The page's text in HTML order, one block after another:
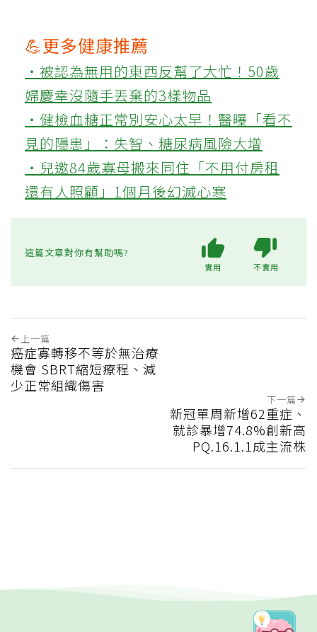
💪更多健康推薦
‧被認為無用的東西反幫了大忙！50歲
婦慶幸沒隨手丟棄的3樣物品
‧健檢血糖正常別安心太早！醫曝「看不
見的隱患」：失智、糖尿病風險大增
‧兒邀84歲寡母搬來同住「不用付房租
還有人照顧」1個月後幻滅心寒
這篇文章對你有幫助嗎?
實用 不實用
上一篇
癌症寡轉移不等於無治療
機會 SBRT縮短療程、減
少正常組織傷害
下一篇
新冠單周新增62重症、
就診暴增74.8%創新高
PQ.16.1.1成主流株